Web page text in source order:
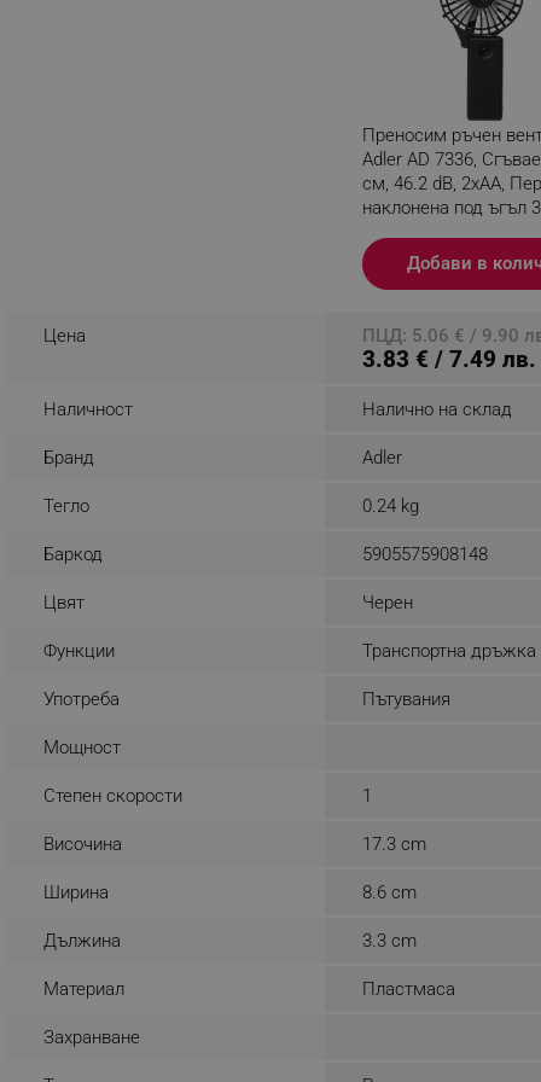
Преносим ръчен
Adler AD 7336,
см, 46.2 dB, 2xAA,
наклонена под ъгъл
Разглеждате този
Добави в
Цена ПЦД: 5.06 € / 9.90
3.83 € / 7.49 лв.
Наличност Налично на склад
Бранд Adler
Тегло 0.24 kg
Баркод 5905575908148
Цвят Черен
Функции Транспортна дръжка
Употреба Пътувания
Мощност
Степен скорости 1
Височина 17.3 cm
Ширина 8.6 cm
Дължина 3.3 cm
Материал Пластмаса
Захранване
_nzm_noid_92166-7699
_sgf_session_id
_sgf_test_mode
_sgf_tracking
_sgf_delayed_actions,
_sgf_delayed_campaigns
_sgf_npq
_sgf_clicked_banners
rlv_g
rlv_s